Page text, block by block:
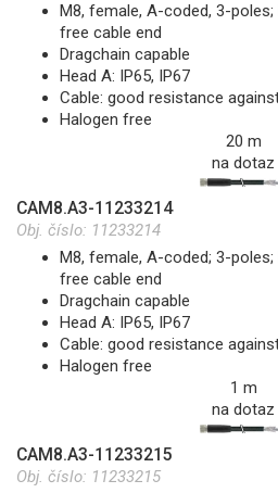
M8, female, A-coded, 3-poles;
free cable end
Dragchain capable
Head A: IP65, IP67
Cable: good resistance
Halogen free
20 m
na dotaz
CAM8.A3-11233214
Obj. číslo: 11233214
M8, female, A-coded; 3-poles;
free cable end
Dragchain capable
Head A: IP65, IP67
Cable: good resistance
Halogen free
1 m
na dotaz
CAM8.A3-11233215
Obj. číslo: 11233215